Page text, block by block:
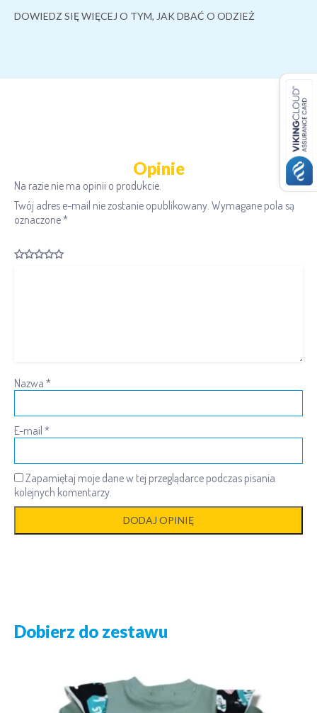
DOWIEDZ SIĘ WIĘCEJ O TYM, JAK DBAĆ O ODZIEŻ
Opinie
Na razie nie ma opinii o produkcie.
Twój adres e-mail nie zostanie opublikowany. Wymagane pola są
oznaczone*
Nazwa *
E-mail *
Zapamiętaj moje dane w tej przeglądarce podczas pisania
kolejnych komentarzy.
Dobierz do zestawu